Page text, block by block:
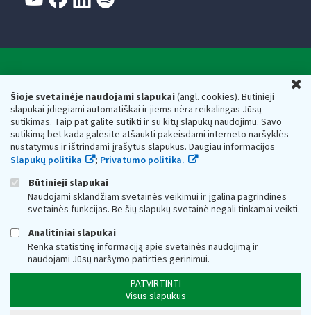
Šioje svetainėje naudojami slapukai(angl. cookies). Būtinieji
slapukai įdiegiami automatiškai ir jiems nėra reikalingas Jūsų
sutikimas. Taip pat galite sutikti ir su kitų slapukų naudojimu. Savo
sutikimą bet kada galėsite atšaukti pakeisdami interneto naršyklės
nustatymus ir ištrindami įrašytus slapukus. Daugiau informacijos
Slapukų politika
; Privatumo politika.
Būtinieji slapukai
Naudojami sklandžiam svetainės veikimui ir įgalina pagrindines
svetainės funkcijas. Be šių slapukų svetainė negali tinkamai veikti.
Analitiniai slapukai
Renka statistinę informaciją apie svetainės naudojimą ir
naudojami Jūsų naršymo patirties gerinimui.
PATVIRTINTI
Visus slapukus
Respublikos finansų ministerijos
Biudžetinė įstaiga. Juridinio asmens kodas — 188659752,
adresas: Vasario 16-osios g. 14, 01107 Vilnius, Lietuva, el.paštas:
vmi@vmi.lt, E. pristatymo dėžutės adresas 188659752
Duomenys apie Valstybinę mokesčių inspekciją prie Lietuvos
Respublikos finansų ministerijos kaupiami ir saugomi Juridinių